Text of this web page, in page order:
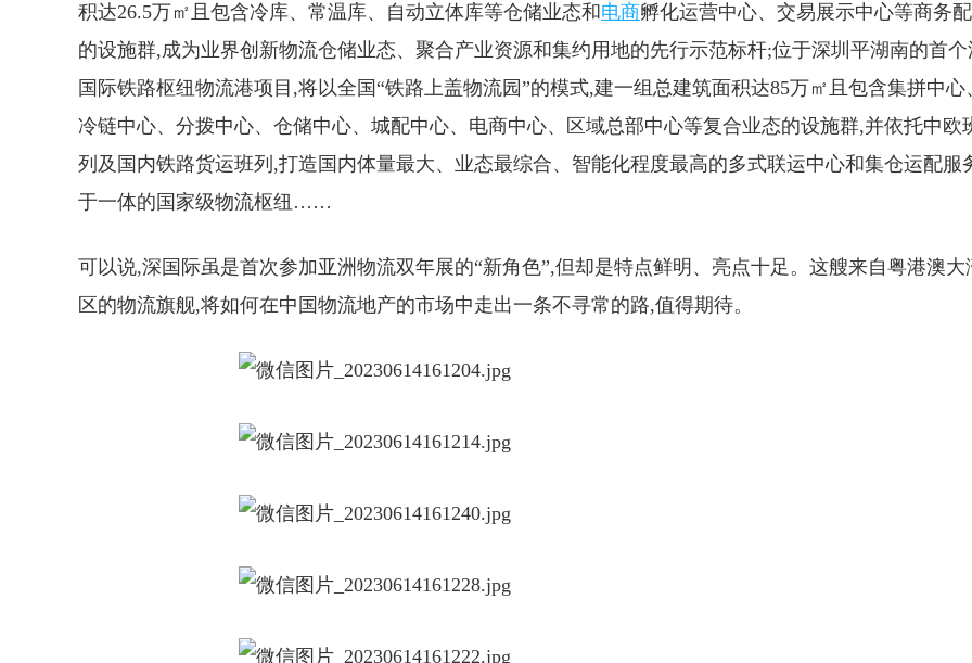
积达26.5万㎡且包含冷库、常温库、自动立体库等仓储业态和电商孵化运营中心、交易展示中心等商务
的设施群,成为业界创新物流仓储业态、聚合产业资源和集约用地的先行示范标杆;位于深圳平湖南的首个
国际铁路枢纽物流港项目,将以全国“铁路上盖物流园”的模式,建一组总建筑面积达85万㎡且包含集拼中心
冷链中心、分拨中心、仓储中心、城配中心、电商中心、区域总部中心等复合业态的设施群,并依托中欧
列及国内铁路货运班列,打造国内体量最大、业态最综合、智能化程度最高的多式联运中心和集仓运配服
于一体的国家级物流枢纽……
可以说,深国际虽是首次参加亚洲物流双年展的“新角色”,但却是特点鲜明、亮点十足。这艘来自粤港澳大
区的物流旗舰,将如何在中国物流地产的市场中走出一条不寻常的路,值得期待。